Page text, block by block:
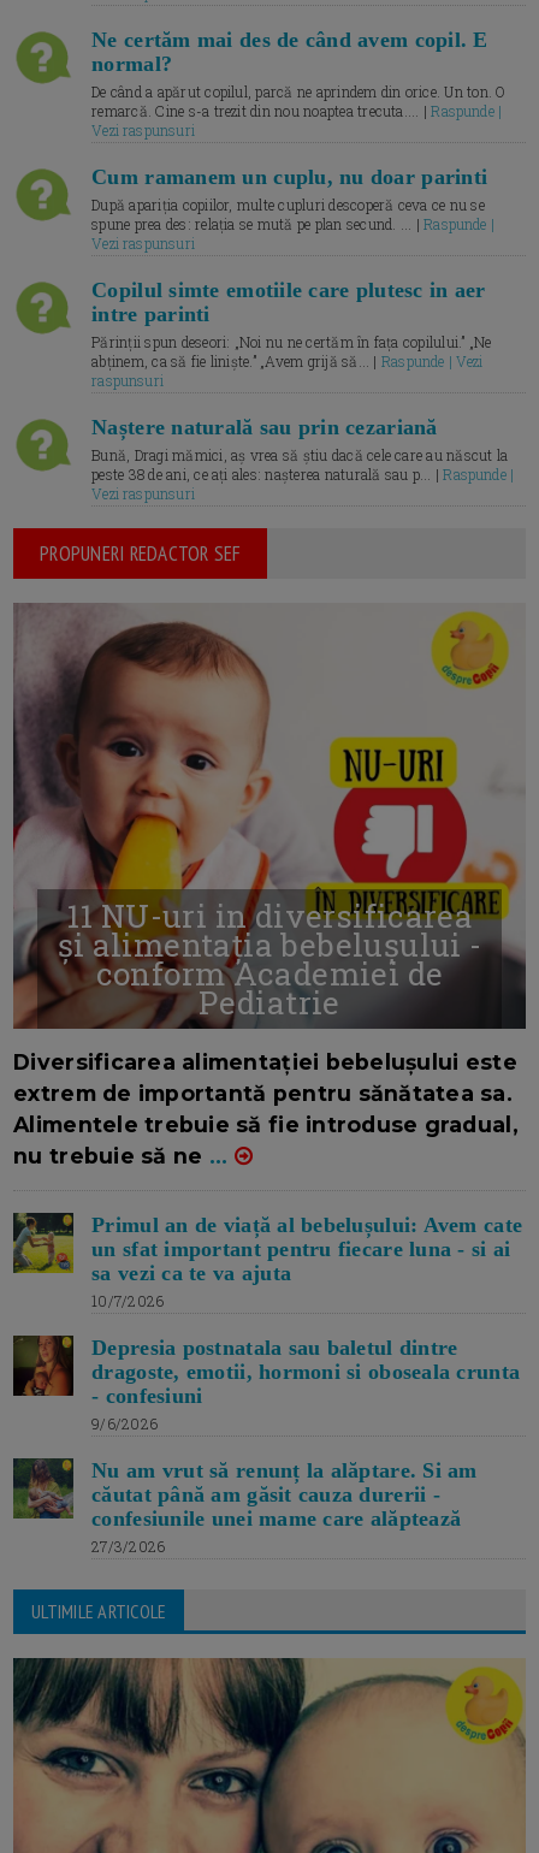
Ne certăm mai des de când avem copil. E
normal?
De când a apărut copilul, parcă ne aprindem din orice. Un ton. O
remarcă. Cine s-a trezit din nou noaptea trecuta.... |Raspunde |
Vezi raspunsuri
Cum ramanem un cuplu, nu doar parinti
După apariția copiilor, multe cupluri descoperă ceva ce nu se
spune prea des: relația se mută pe plan secund. ... |Raspunde |
Vezi raspunsuri
Copilul simte emotiile care plutesc in aer
intre parinti
Părinții spun deseori: „Noi nu ne certăm în fața copilului.” „Ne
abținem, ca să fie liniște.” „Avem grijă să... | Raspunde | Vezi
raspunsuri
Naștere naturală sau prin cezariană
Bună, Dragi mămici, aș vrea să știu dacă cele care au născut la
peste 38 de ani, ce ați ales: nașterea naturală sau p... |Raspunde |
Vezi raspunsuri
PROPUNERI REDACTOR SEF
11 NU-uri in diversificarea
și alimentația bebelușului -
conform Academiei de
Pediatrie
Diversificarea alimentației bebelușului este
extrem de importantă pentru sănătatea sa.
Alimentele trebuie să fie introduse gradual,
nu trebuie să ne ...
Primul an de viață al bebelușului: Avem cate
un sfat important pentru fiecare luna - si ai
sa vezi ca te va ajuta
10/7/2026
Depresia postnatala sau baletul dintre
dragoste, emotii, hormoni si oboseala crunta
- confesiuni
9/6/2026
Nu am vrut să renunț la alăptare. Si am
căutat până am găsit cauza durerii -
confesiunile unei mame care alăptează
27/3/2026
ULTIMILE ARTICOLE